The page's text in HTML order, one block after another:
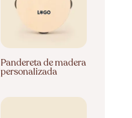
Pandereta de madera
personalizada